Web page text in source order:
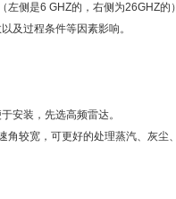
侧是6 GHZ的，右侧为26GHZ的
及过程条件等因素影响。
安装，先选高频雷达。
较宽，可更好的处理蒸汽、灰尘